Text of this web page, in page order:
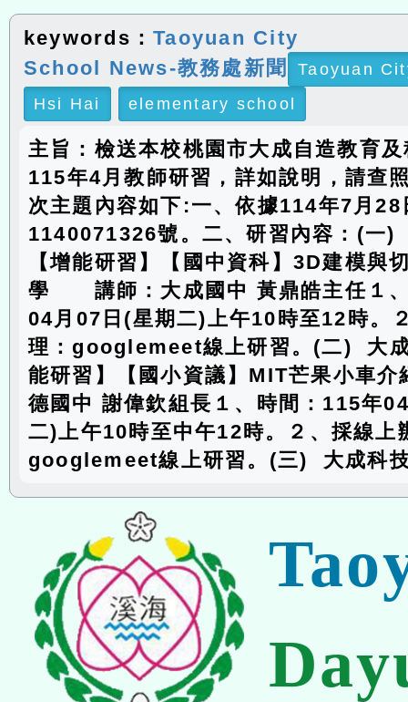
keywords：Taoyuan City
School News-教務處新聞
Taoyuan
Hsi Hai
elementary school
主旨：檢送本校桃園市大成自造教育
115年4月教師研習，詳如說明，請查
次主題內容如下:一、依據114年7月28
1140071326號。二、研習內容：(一)
【增能研習】【國中資科】3D建模與
學 講師：大成國中 黃鼎皓主任１
04月07日(星期二)上午10時至12時。
理：googlemeet線上研習。(二) 大
能研習】【國小資議】MIT芒果小
德國中 謝偉欽組長１、時間：115年
二)上午10時至中午12時。２、採線上
googlemeet線上研習。(三) 大成科